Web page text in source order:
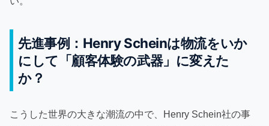
先進事例：Henry Scheinは物流をいか
にして「顧客体験の武器」に変えた
か？
こうした世界の大きな潮流の中で、Henry Schein社の事